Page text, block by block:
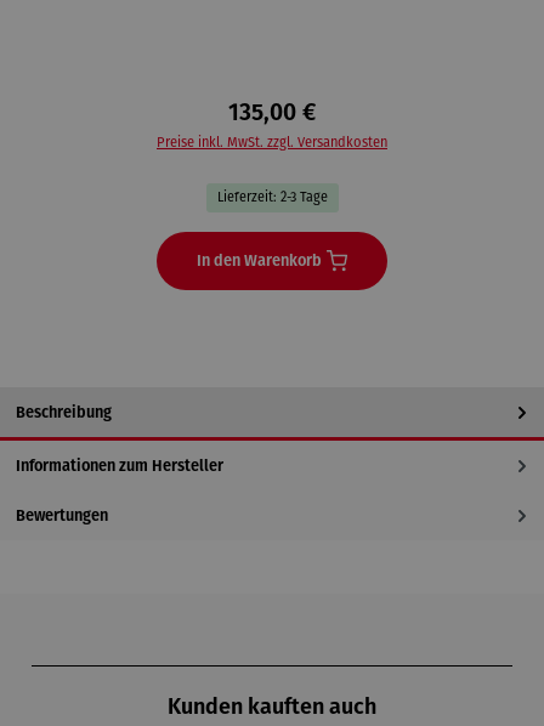
135,00 €
Preise inkl. MwSt. zzgl. Versandkosten
Lieferzeit: 2-3 Tage
In den Warenkorb
Beschreibung
Informationen zum Hersteller
Bewertungen
Kunden kauften auch